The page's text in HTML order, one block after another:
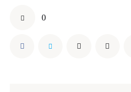
0